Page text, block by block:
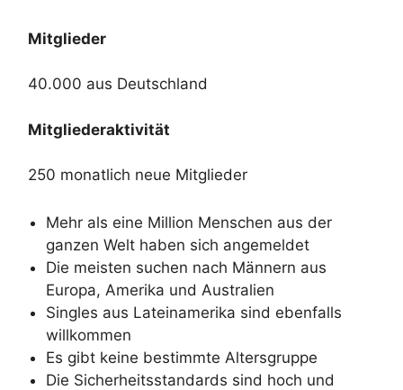
Mitglieder
40.000 aus Deutschland
Mitgliederaktivität
250 monatlich neue Mitglieder
Mehr als eine Million Menschen aus der
ganzen Welt haben sich angemeldet
Die meisten suchen nach Männern aus
Europa, Amerika und Australien
Singles aus Lateinamerika sind ebenfalls
willkommen
Es gibt keine bestimmte Altersgruppe
Die Sicherheitsstandards sind hoch und